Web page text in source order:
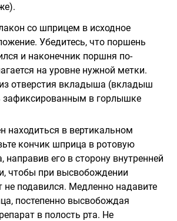
со шприцем в исходное
Убедитесь, что поршень
и наконечник поршня по-
на уровне нужной метки.
отверстия вкладыша (вкладыш
зафиксированным в горлышке
находиться в вертикальном
кончик шприца в ротовую
направив его в сторону внутренней
чтобы при высвобождении
не подавился. Медленно надавите
постепенно высвобождая
в полость рта. Не